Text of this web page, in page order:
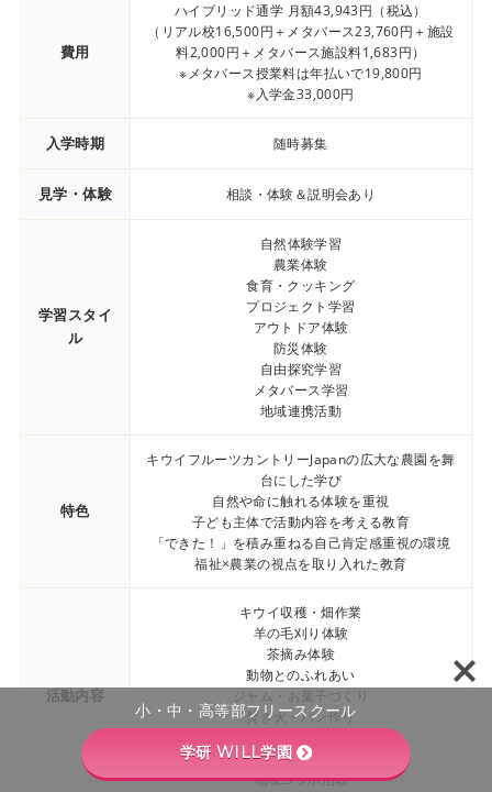
費用
ハイブリッド通学 月額43,943円（税込）
（リアル校16,500円＋メタバース23,760円＋施設
料2,000円＋メタバース施設料1,683円）
※メタバース授業料は年払いで19,800円
※入学金33,000円
入学時期 随時募集
見学・体験 相談・体験＆説明会あり
学習スタイ
ル
自然体験学習
農業体験
食育・クッキング
プロジェクト学習
アウトドア体験
防災体験
自由探究学習
メタバース学習
地域連携活動
特色
キウイフルーツカントリーJapanの広大な農園を舞
台にした学び
自然や命に触れる体験を重視
子ども主体で活動内容を考える教育
「できた！」を積み重ねる自己肯定感重視の環境
福祉×農業の視点を取り入れた教育
活動内容
キウイ収穫・畑作業
羊の毛刈り体験
茶摘み体験
動物とのふれあい
ジャム・お菓子づくり
焚き火・パン作り
火起こし・サバイバル体験
地域コラボ活動
小・中・高等部フリースクール
学研 WILL学園